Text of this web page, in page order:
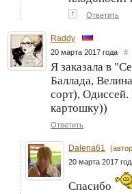
↑ Ответить
Raddy
20 марта 2017 года #
Я заказала в
Баллада,
сорт),
картошку))
Ответить
Dalena61
20 марта 2017
Спасибо